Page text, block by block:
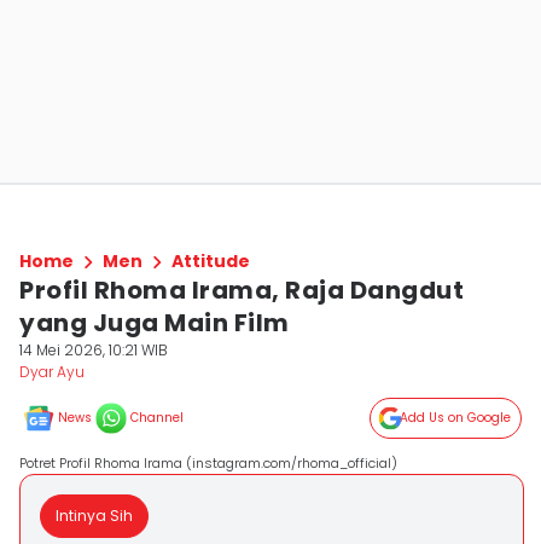
Home Men Attitude
Profil Rhoma Irama, Raja Dangdut
yang Juga Main Film
14 Mei 2026, 10:21 WIB
Dyar Ayu
News Channel Add Us on Google
Potret Profil Rhoma Irama (instagram.com/rhoma_official)
Intinya Sih